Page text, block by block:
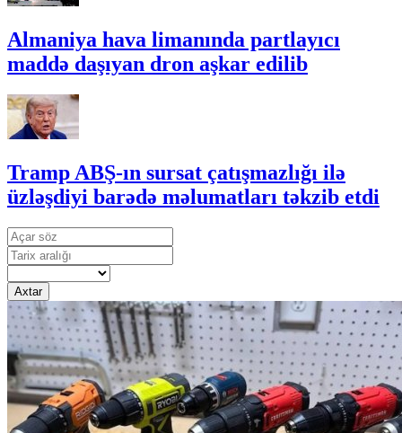
Almaniya hava limanında partlayıcı
maddə daşıyan dron aşkar edilib
Tramp ABŞ-ın sursat çatışmazlığı ilə
üzləşdiyi barədə məlumatları təkzib etdi
Axtar